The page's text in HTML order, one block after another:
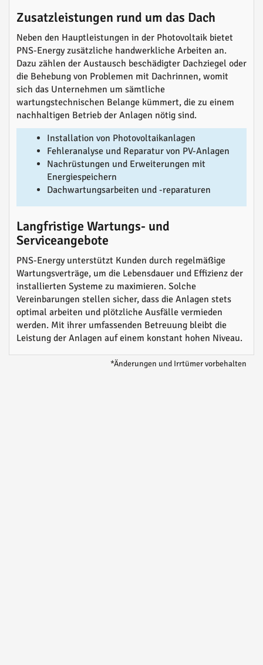
Zusatzleistungen rund um das Dach
Neben den Hauptleistungen in der Photovoltaik bietet
PNS-Energy zusätzliche handwerkliche Arbeiten an.
Dazu zählen der Austausch beschädigter Dachziegel oder
die Behebung von Problemen mit Dachrinnen, womit
sich das Unternehmen um sämtliche
wartungstechnischen Belange kümmert, die zu einem
nachhaltigen Betrieb der Anlagen nötig sind.
Installation von Photovoltaikanlagen
Fehleranalyse und Reparatur von PV-Anlagen
Nachrüstungen und Erweiterungen mit
Energiespeichern
Dachwartungsarbeiten und -reparaturen
Langfristige Wartungs- und
Serviceangebote
PNS-Energy unterstützt Kunden durch regelmäßige
Wartungsverträge, um die Lebensdauer und Effizienz der
installierten Systeme zu maximieren. Solche
Vereinbarungen stellen sicher, dass die Anlagen stets
optimal arbeiten und plötzliche Ausfälle vermieden
werden. Mit ihrer umfassenden Betreuung bleibt die
Leistung der Anlagen auf einem konstant hohen Niveau.
*Änderungen und Irrtümer vorbehalten